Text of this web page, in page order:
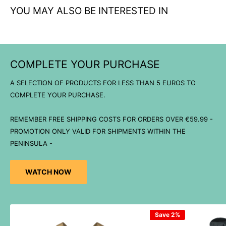
YOU MAY ALSO BE INTERESTED IN
COMPLETE YOUR PURCHASE
A SELECTION OF PRODUCTS FOR LESS THAN 5 EUROS TO
COMPLETE YOUR PURCHASE.
REMEMBER FREE SHIPPING COSTS FOR ORDERS OVER €59.99 -
PROMOTION ONLY VALID FOR SHIPMENTS WITHIN THE
PENINSULA -
WATCH NOW
Save 2%